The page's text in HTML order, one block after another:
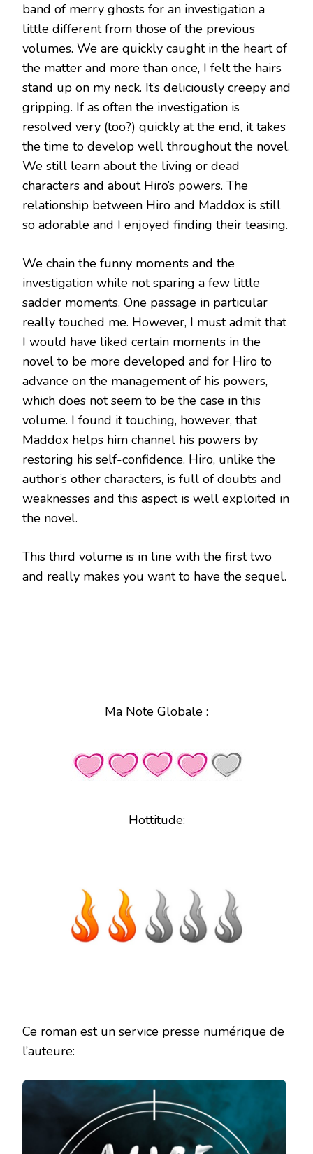
band of merry ghosts for an investigation a
little different from those of the previous
volumes. We are quickly caught in the heart of
the matter and more than once, I felt the hairs
stand up on my neck. It’s deliciously creepy and
gripping. If as often the investigation is
resolved very (too?) quickly at the end, it takes
the time to develop well throughout the novel.
We still learn about the living or dead
characters and about Hiro’s powers. The
relationship between Hiro and Maddox is still
so adorable and I enjoyed finding their teasing.
We chain the funny moments and the
investigation while not sparing a few little
sadder moments. One passage in particular
really touched me. However, I must admit that
I would have liked certain moments in the
novel to be more developed and for Hiro to
advance on the management of his powers,
which does not seem to be the case in this
volume. I found it touching, however, that
Maddox helps him channel his powers by
restoring his self-confidence. Hiro, unlike the
author’s other characters, is full of doubts and
weaknesses and this aspect is well exploited in
the novel.
This third volume is in line with the first two
and really makes you want to have the sequel.
Ma Note Globale :
Hottitude:
Ce roman est un service presse numérique de
l’auteure: